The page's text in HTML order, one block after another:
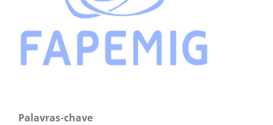
Palavras-chave